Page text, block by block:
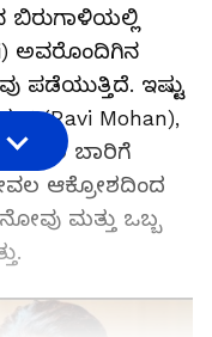
ಬಿರುಗಾಳಿಯಲ್ಲಿ
ಅವರೊಂದಿಗಿನ
ಪಡೆಯುತ್ತಿದೆ. ಇಷ್ಟು
(Ravi Mohan),
ಮೊದಲ ಬಾರಿಗೆ
ಆಕ್ರೋಶದಿಂದ
ಮತ್ತು ಒಬ್ಬ